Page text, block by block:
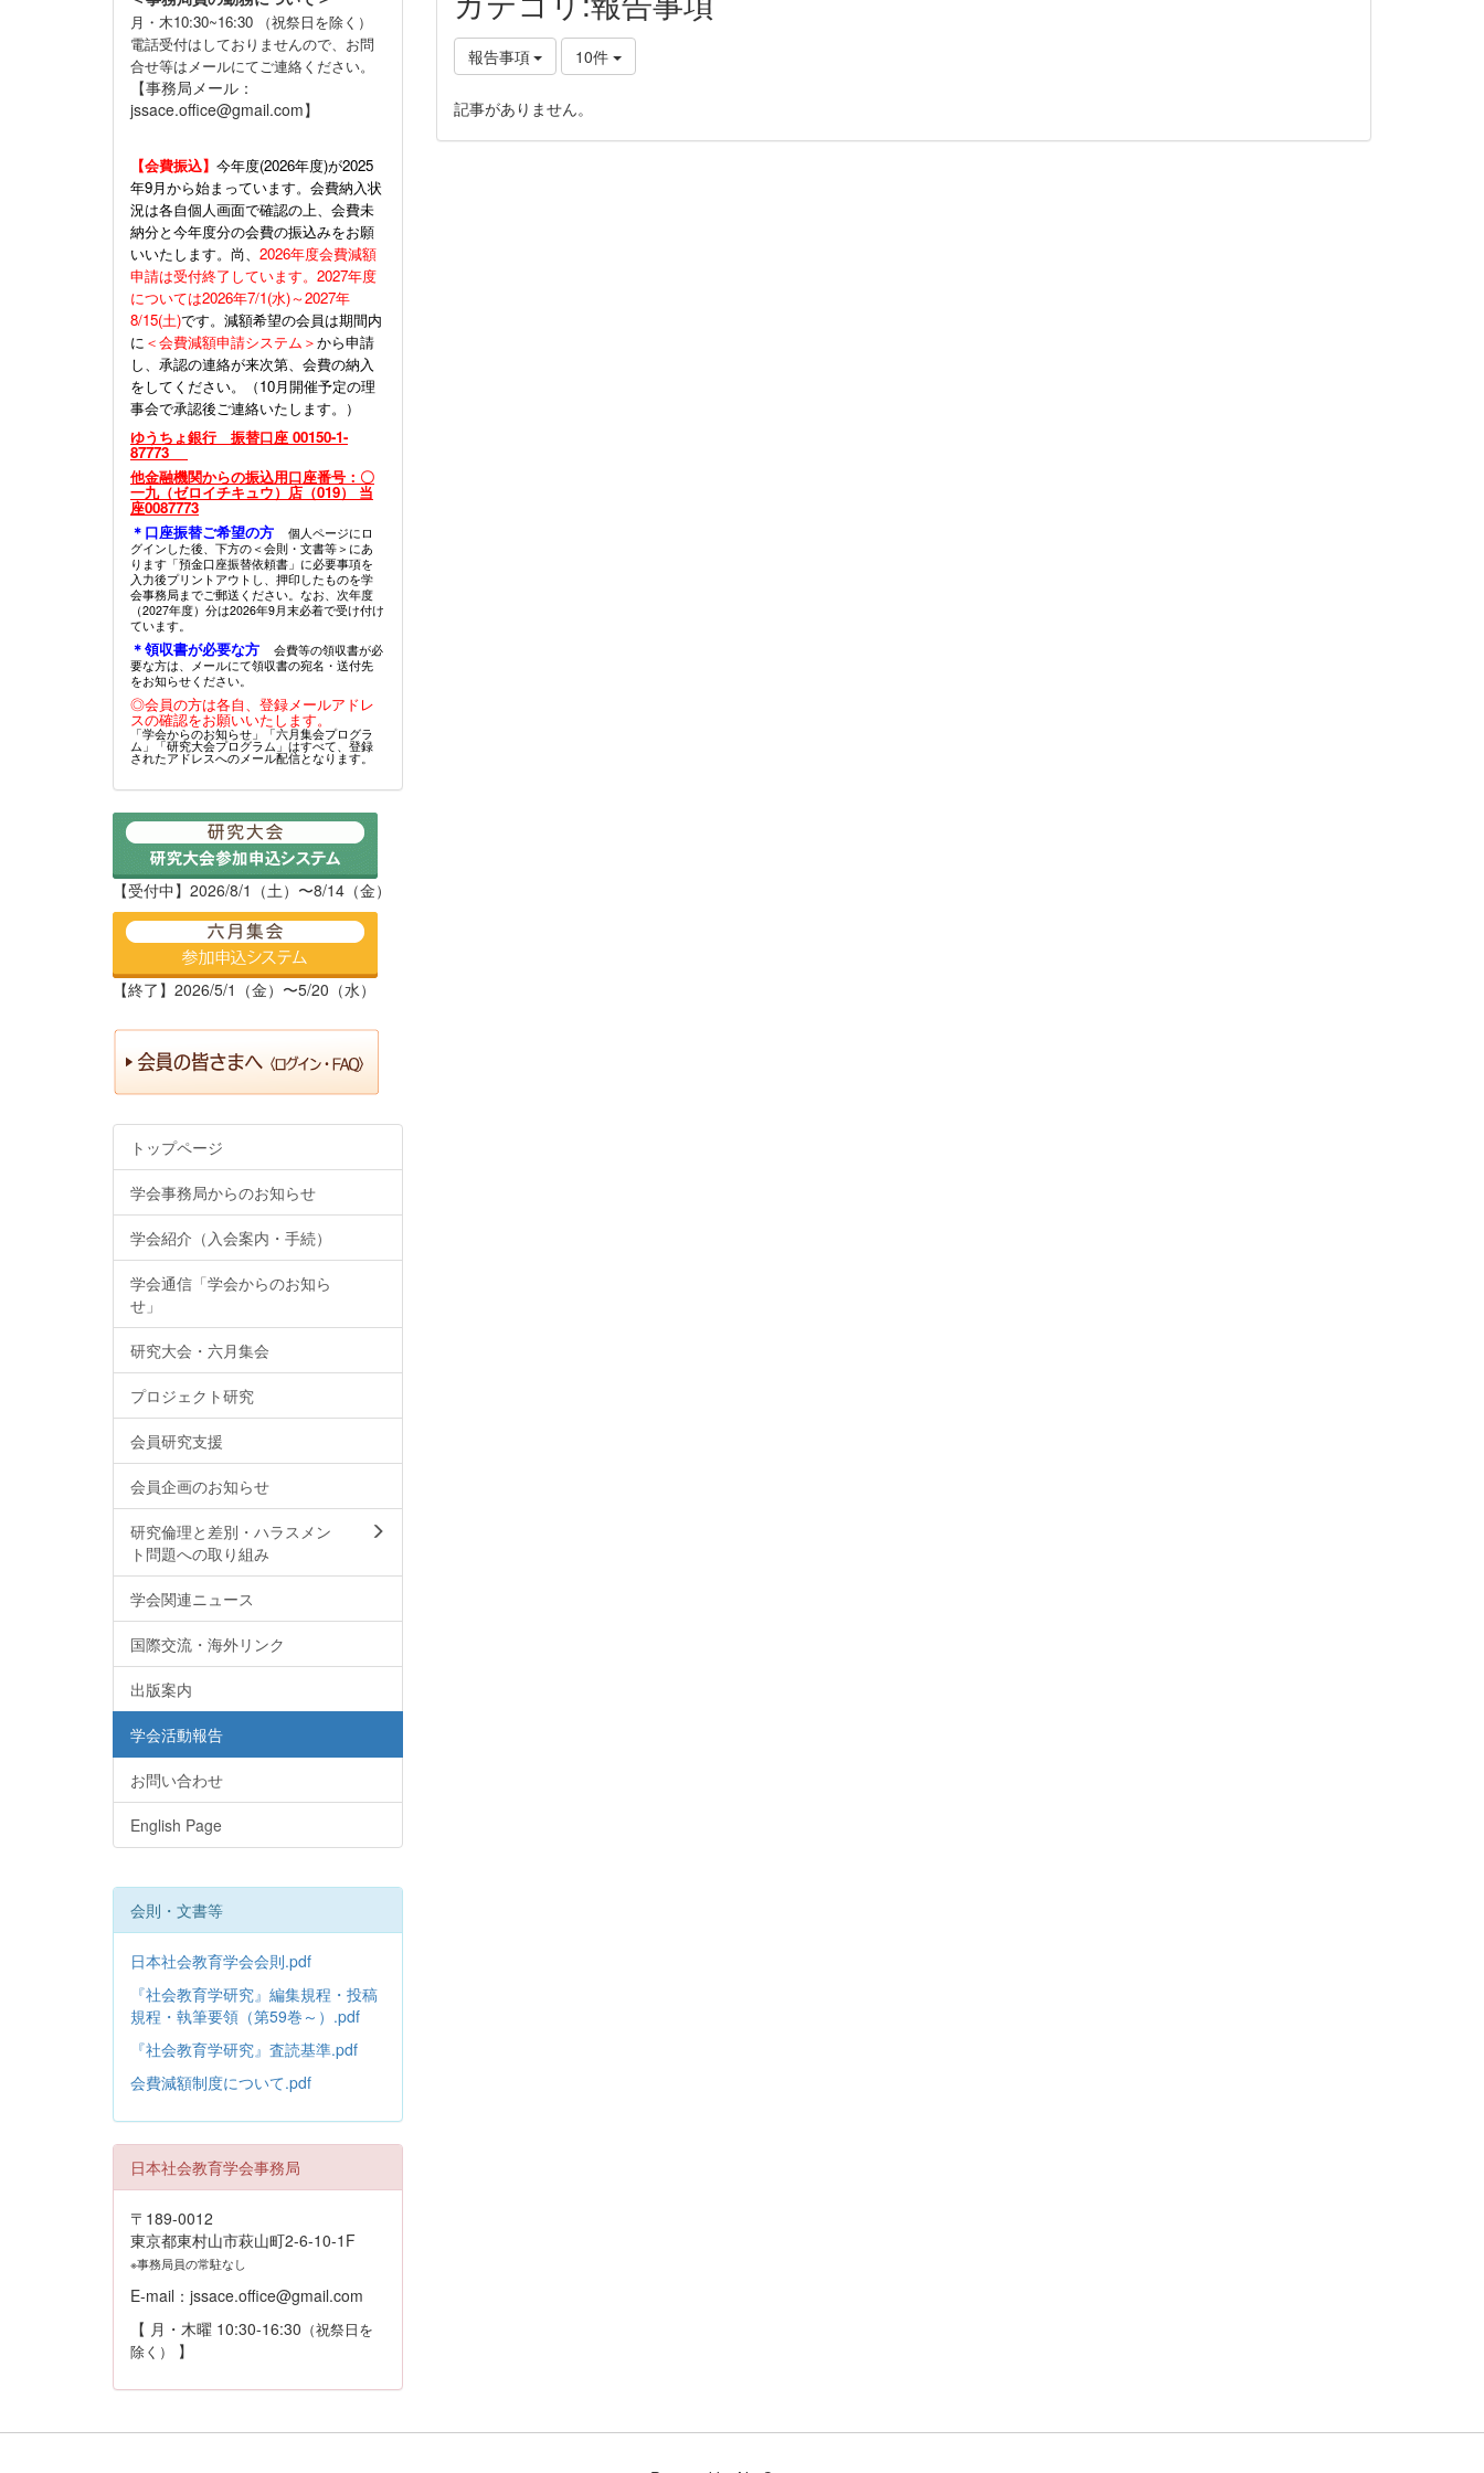
報告事項 10件
記事がありません。
月・木10:30~16:30 （祝祭日を除く）
電話受付はしておりませんので、お問
合せ等はメールにてご連絡ください。
【事務局メール：
jssace.office@gmail.com】
【会費振込】 今年度(2026年度)が2025
年9月から始まっています。会費納入状
況は各自個人画面で確認の上、会費未
納分と今年度分の会費の振込みをお願
いいたします。尚、 2026年度会費減額
申請は受付終了しています。2027年度
については2026年7/1(水)～2027年
8/15(土)です。減額希望の会員は期間内
に ＜会費減額申請システム＞から申請
し、承認の連絡が来次第、会費の納入
をしてください。（10月開催予定の理
事会で承認後ご連絡いたします。）
ゆうちょ銀行 振替口座 00150-1-
87773
他金融機関からの振込用口座番号：〇
一九（ゼロイチキュウ）店（019） 当
座0087773
＊口座振替ご希望の方
個人ページにロ
グインした後、下方の＜会則・文書等＞にあ
ります「預金口座振替依頼書」に必要事項を
入力後プリントアウトし、押印したものを学
会事務局までご郵送ください。なお、次年度
（2027年度）分は2026年9月末必着で受け付け
ています。
＊領収書が必要な方
会費等の領収書が必
要な方は、メールにて領収書の宛名・送付先
をお知らせください。
◎会員の方は各自、登録メールアドレ
スの確認をお願いいたします。
「学会からのお知らせ」「六月集会プログラ
ム」「研究大会プログラム」はすべて、登録
されたアドレスへのメール配信となります。
【受付中】2026/8/1（土）〜8/14（金）
【終了】2026/5/1（金）〜5/20（水）
トップページ
学会事務局からのお知らせ
学会紹介（入会案内・手続）
学会通信「学会からのお知ら
せ」
研究大会・六月集会
プロジェクト研究
会員研究支援
会員企画のお知らせ
研究倫理と差別・ハラスメン
ト問題への取り組み
学会関連ニュース
国際交流・海外リンク
出版案内
学会活動報告
お問い合わせ
English Page
会則・文書等
日本社会教育学会会則.pdf
『社会教育学研究』編集規程・投稿
規程・執筆要領（第59巻～）.pdf
『社会教育学研究』査読基準.pdf
会費減額制度について.pdf
日本社会教育学会事務局
〒189-0012
東京都東村山市萩山町2-6-10-1F
※事務局員の常駐なし
E-mail：jssace.office@gmail.com
【 月・木曜 10:30-16:30 （祝祭日を
除く）
】